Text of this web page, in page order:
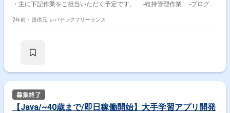
・主に下記作業をご担当いただく予定です。 ‐維持管理作業 ‐プログラ
修作業メインとなります。
2年前・ 提供元: レバテックフリーランス
【Java/~40歳まで/即日稼働開始】大手学習アプリ開発